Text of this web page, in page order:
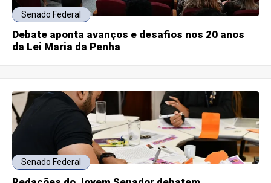
Senado Federal
Debate aponta avanços e desafios nos 20 anos
da Lei Maria da Penha
Senado Federal